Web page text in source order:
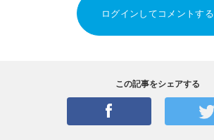
ログインしてコメントする
この記事をシェアする